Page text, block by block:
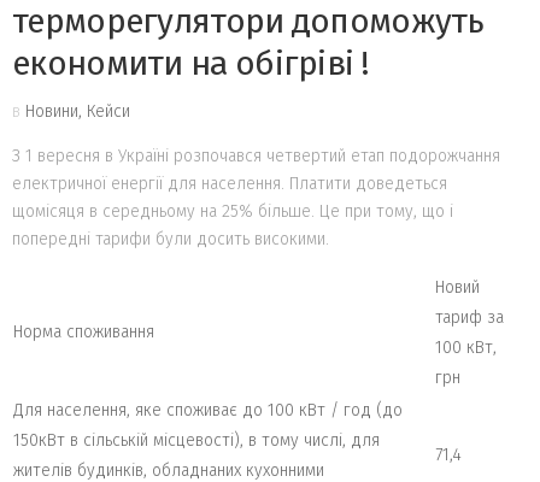
терморегулятори допоможуть
економити на обігріві !
в Новини, Кейси
З 1 вересня в Україні розпочався четвертий етап подорожчання
електричної енергії для населення. Платити доведеться
щомісяця в середньому на 25% більше. Це при тому, що і
попередні тарифи були досить високими.
Норма споживання
Новий
тариф за
100 кВт,
грн
Для населення, яке споживає до 100 кВт / год (до
150кВт в сільській місцевості), в тому числі, для
жителів будинків, обладнаних кухонними
71,4